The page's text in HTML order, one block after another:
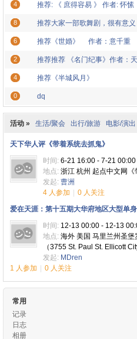
4 推荐: 《 庶得容易 》 作者: 怀愫
8 推荐大家一部歌舞剧，很有意
6 推荐《世婚》 作者：意千重
2 推荐推荐 《名门纪事》作者：
4 推荐《半城风月》
0 dq
活动 » 生活/聚会 出行/旅游 电影/演出
天下华人评《带着系统去抓鬼》
时间: 6-21 16:00 - 7-21 00:00
地点: 浙江 杭州 起点中文网
发起: 曹洲
4 人参加
0 人关注
爱在天涯：第十五期大华府地区大型单
时间: 12-13 00:00 - 12-13
地点: 海外 美国 马里兰州圣
（3755 St. Paul St. Ellicott
发起: MDren
1 人参加
0 人关注
常用
记录
日志
相册